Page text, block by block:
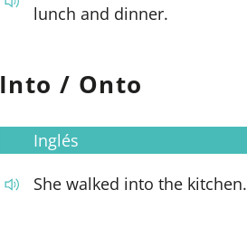
lunch and dinner.
Into / Onto
Inglés
She walked into the kitchen.